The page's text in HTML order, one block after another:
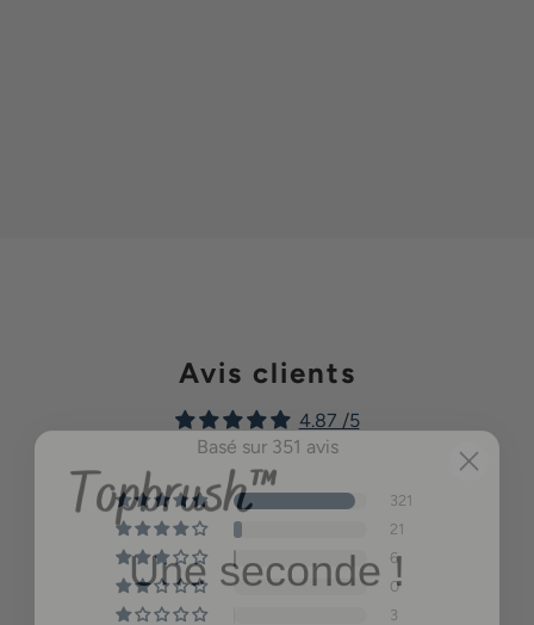
Avis clients
4.87 /5
Basé sur 351 avis
321
21
6
0
3
Une seconde !
Profitez d'une réduction